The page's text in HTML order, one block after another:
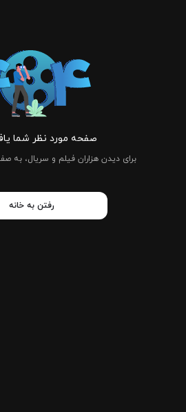
صفحه مورد نظر شما
برای دیدن هزاران فیلم و سریال، به
رفتن به خانه